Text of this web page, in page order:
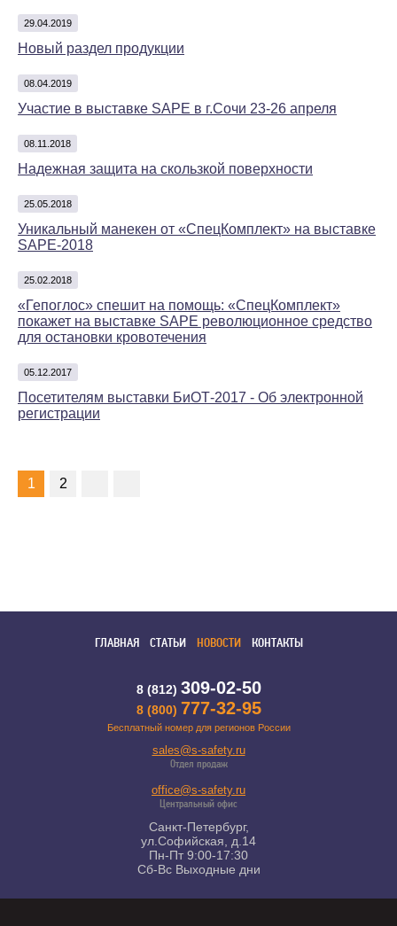
29.04.2019
Новый раздел продукции
08.04.2019
Участие в выставке SAPE в г.Сочи 23-26 апреля
08.11.2018
Надежная защита на скользкой поверхности
25.05.2018
Уникальный манекен от «СпецКомплект» на выставке
SAPE-2018
25.02.2018
«Гепоглос» спешит на помощь: «СпецКомплект»
покажет на выставке SAPE революционное средство
для остановки кровотечения
05.12.2017
Посетителям выставки БиОТ-2017 - Об электронной
регистрации
1 2
ГЛАВНАЯ СТАТЬИ НОВОСТИ КОНТАКТЫ
8 (812) 309-02-50
8 (800) 777-32-95
Бесплатный номер для регионов России
sales@s-safety.ru
Отдел продаж
office@s-safety.ru
Центральный офис
Санкт-Петербург,
ул.Софийская, д.14
Пн-Пт 9:00-17:30
Сб-Вс Выходные дни